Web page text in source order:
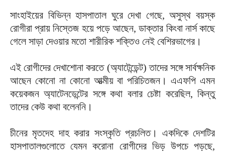
সাংহাইয়ের বিভিন্ন হাসপাতাল ঘুরে দেখা গেছে, অসুস্থ বয়স্ক
রোগীরা প্রায় নিস্তেজ হয়ে পড়ে আছেন, ডাক্তার কিংবা নার্স কাছে
গেলে সাড়া দেওয়ার মতো শারীরিক শক্তিও নেই বেশিরভাগের।
এই রোগীদের দেখাশোনা করতে (অ্যাটেন্ডেন্ট) তাদের সঙ্গে সার্বক্ষনিক
আছেন কোনো না কোনো আত্মীয় বা পরিচিতজন। এএফপি এমন
কয়েকজন অ্যাটেনডেন্টের সঙ্গে কথা বলার চেষ্টা করেছিল, কিন্তু
তাদের কেউ কথা বলেননি।
চীনের মৃতদেহ দাহ করার সংস্কৃতি প্রচলিত। একদিকে দেশটির
হাসপাতালগুলোতে যেমন করোনা রোগীদের ভিড় উপচে পড়ছে,